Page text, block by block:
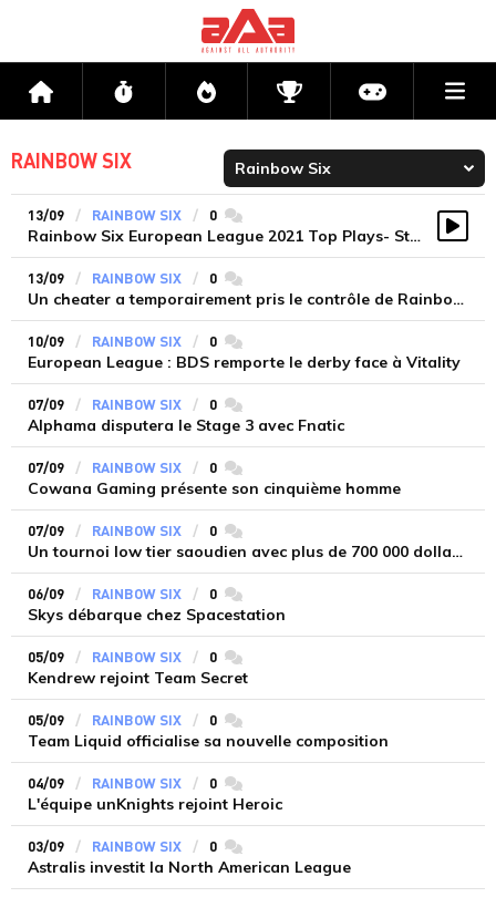
Accueil Flux Directs CompétitionsActu jeux
RAINBOW SIX
13/09 RAINBOW SIX 0 commentaires
Rainbow Six European League 2021 Top Plays- Stage 3 Playday 1
13/09 RAINBOW SIX 0 commentaires
Un cheater a temporairement pris le contrôle de Rainbow Six : Siege
10/09 RAINBOW SIX 0 commentaires
European League : BDS remporte le derby face à Vitality
07/09 RAINBOW SIX 0 commentaires
Alphama disputera le Stage 3 avec Fnatic
07/09 RAINBOW SIX 0 commentaires
Cowana Gaming présente son cinquième homme
07/09 RAINBOW SIX 0 commentaires
Un tournoi low tier saoudien avec plus de 700 000 dollars de cashprize
06/09 RAINBOW SIX 0 commentaires
Skys débarque chez Spacestation
05/09 RAINBOW SIX 0 commentaires
Kendrew rejoint Team Secret
05/09 RAINBOW SIX 0 commentaires
Team Liquid officialise sa nouvelle composition
04/09 RAINBOW SIX 0 commentaires
L'équipe unKnights rejoint Heroic
03/09 RAINBOW SIX 0 commentaires
Astralis investit la North American League